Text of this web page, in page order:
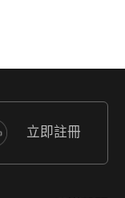
立即註冊